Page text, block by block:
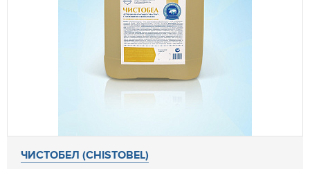
ЧИСТОБЕЛ (CHISTOBEL)